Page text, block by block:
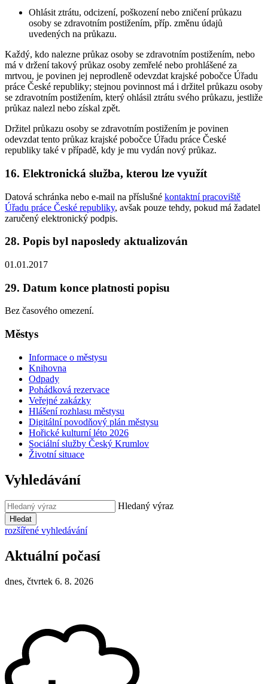
Ohlásit ztrátu, odcizení, poškození nebo zničení průkazu
osoby se zdravotním postižením, příp. změnu údajů
uvedených na průkazu.
Každý, kdo nalezne průkaz osoby se zdravotním postižením, nebo
má v držení takový průkaz osoby zemřelé nebo prohlášené za
mrtvou, je povinen jej neprodleně odevzdat krajské pobočce Úřadu
práce České republiky; stejnou povinnost má i držitel průkazu osoby
se zdravotním postižením, který ohlásil ztrátu svého průkazu, jestliže
průkaz nalezl nebo získal zpět.
Držitel průkazu osoby se zdravotním postižením je povinen
odevzdat tento průkaz krajské pobočce Úřadu práce České
republiky také v případě, kdy je mu vydán nový průkaz.
16. Elektronická služba, kterou lze využít
Datová schránka nebo e-mail na příslušné kontaktní pracoviště
Úřadu práce České republiky, avšak pouze tehdy, pokud má žadatel
zaručený elektronický podpis.
28. Popis byl naposledy aktualizován
01.01.2017
29. Datum konce platnosti popisu
Bez časového omezení.
Městys
Informace o městysu
Knihovna
Odpady
Pohádková rezervace
Veřejné zakázky
Hlášení rozhlasu městysu
Digitální povodňový plán městysu
Hořické kulturní léto 2026
Sociální služby Český Krumlov
Životní situace
Vyhledávání
Hledaný výraz
Hledat
rozšířené vyhledávání
Aktuální počasí
dnes, čtvrtek 6. 8. 2026